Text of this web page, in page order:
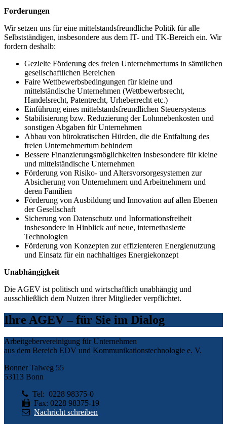
Forderungen
Wir setzen uns für eine mittelstandsfreundliche Politik für alle
Selbstständigen, insbesondere aus dem IT- und TK-Bereich ein. Wir
fordern deshalb:
Gezielte Förderung des freien Unternehmertums in sämtlichen
gesellschaftlichen Bereichen
Faire Wettbewerbsbedingungen für kleine und
mittelständische Unternehmen (Wettbewerbsrecht,
Handelsrecht, Patentrecht, Urheberrecht etc.)
Einführung eines mittelstandsfreundlichen Steuersystems
Stabilisierung bzw. Reduzierung der Lohnnebenkosten und
sonstigen Abgaben für Unternehmen
Abbau von bürokratischen Hürden, die die Entfaltung des
freien Unternehmertum behindern
Bessere Finanzierungsmöglichkeiten insbesondere für kleine
und mittelständische Unternehmen
Förderung von Risiko- und Altersvorsorgesystemen zur
Absicherung von Unternehmern und Arbeitnehmern und
deren Familien
Förderung von Ausbildung und Innovation auf allen Ebenen
der Gesellschaft
Sicherung von Datenschutz und Informationsfreiheit
insbesondere in Hinblick auf neue, internetbasierte
Technologien
Förderung von Konzepten zur effizienteren Energienutzung
und Einsatz für ein nachhaltiges Energiekonzept
Unabhängigkeit
Die AGEV ist politisch und wirtschaftlich unabhängig und
ausschließlich dem Nutzen ihrer Mitglieder verpflichtet.
Ihre AGEV – für Sie im Dialog
Arbeitgebervereinigung für Unternehmen
aus dem Bereich EDV und Kommunikationstechnologie e. V.
Bonner Talweg 55
53113 Bonn
Tel: 0228 98375-0
Fax: 0228 98375-19
Nachricht schreiben